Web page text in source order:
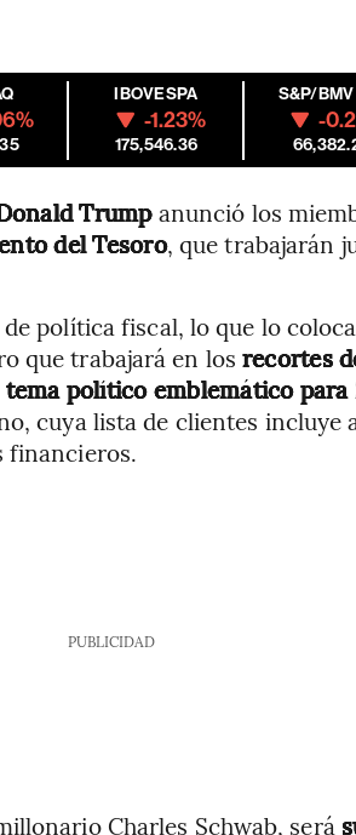
IBOVESPA
-1.23%
175,546.36
S&P/BMV
-
Trumpanunció los
del Tesoro, que trabajarán
política fiscal, lo que lo
que trabajará en losrecortes
político emblemático para
cuya lista de clientes incluye
financieros.
PUBLICIDAD
Charles Schwab, será